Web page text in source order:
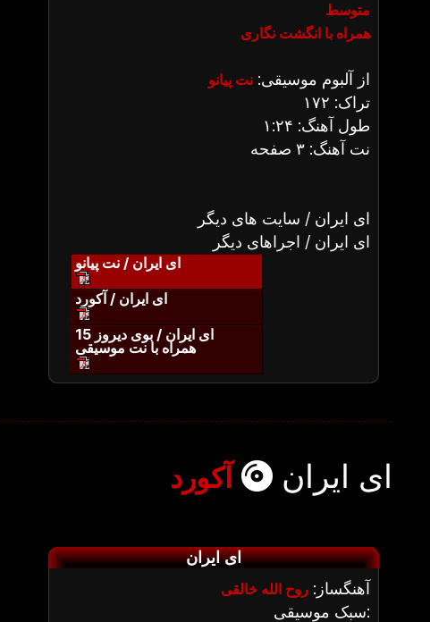
متوسط
همراه با انگشت نگاری
از آلبوم موسیقی: نت پیانو
تراک: ۱۷۲
طول آهنگ: ۱:۲۴
نت آهنگ: ۳ صفحه
ای ایران / سایت های دیگر
ای ایران / اجراهای دیگر
ای ایران / نت پیانو
ای ایران / آکورد
ای ایران / بوی دیروز 15
همراه با نت موسیقی
ای ایران آکورد
ای ایران
آهنگساز: روح الله خالقی
سبک موسیقی: